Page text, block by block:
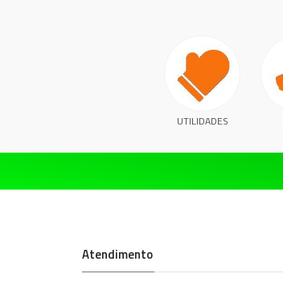
UTILIDADES
Atendimento